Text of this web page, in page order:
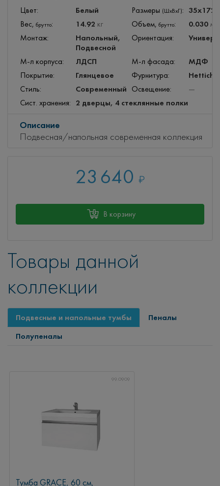
Цвет: Белый Размеры (ШхВхГ):
Вес, брутто: 14.92 кг Объем, брутто: 0.030 м
Монтаж:
Напольный,
Подвесной
Ориентация:
М-л корпуса: ЛДСП М-л фасада: МДФ
Покрытие: Глянцевое Фурнитура: Hettich
Стиль: Современный Освещение:
—
Сист. хранения:
2 дверцы, 4 стеклянные полки
Описание
Подвесная/напольная современная коллекция
23 640 ₽
В корзину
Товары данной
коллекции
Подвесные и напольные тумбы
Пеналы
Полупеналы
99.0909
Тумба GRACE, 60 см,